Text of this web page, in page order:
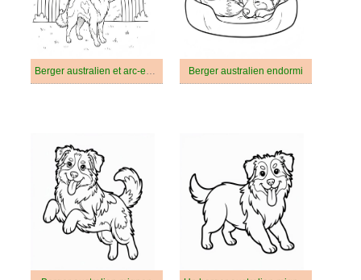
Berger australien et arc-en-ciel Berger australien endormi